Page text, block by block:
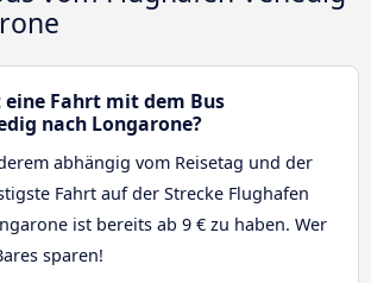
Fahrt mit dem Bus
nach Longarone?
abhängig vom Reisetag und der
Fahrt auf der Strecke Flughafen
ist bereits ab 9 € zu haben. Wer
sparen!